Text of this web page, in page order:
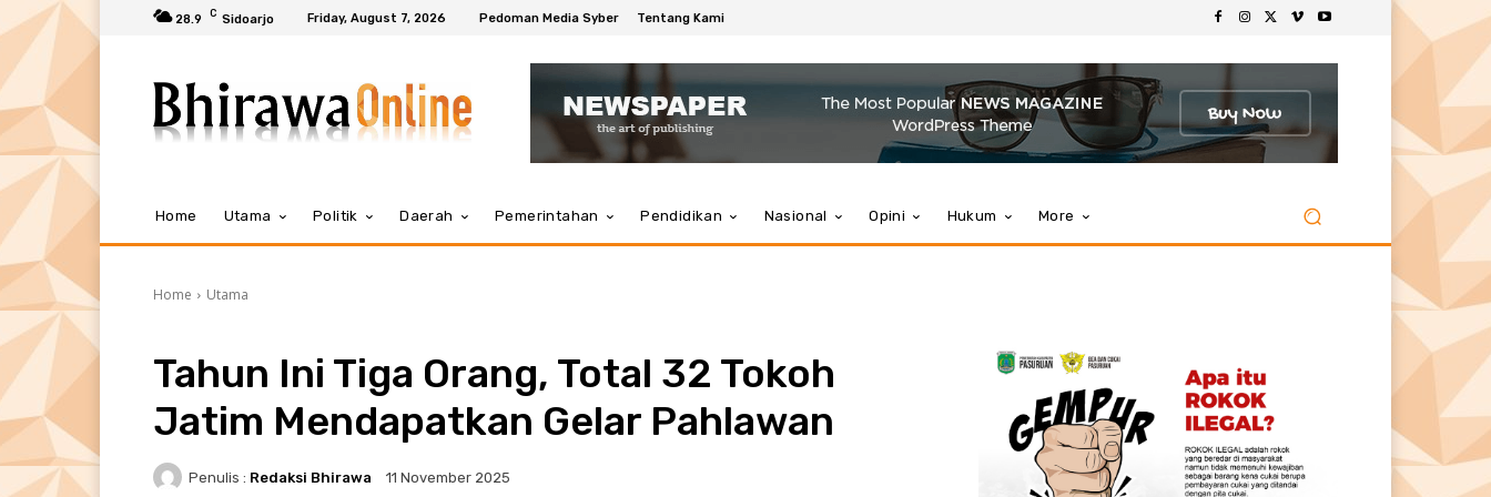
28.9 C Sidoarjo Friday, August 7, 2026 Pedoman Media Syber Tentang Kami
Home Utama Politik Daerah Pemerintahan Pendidikan Nasional Opini Hukum More
Home Utama
Tahun Ini Tiga Orang, Total 32 Tokoh
Jatim Mendapatkan Gelar Pahlawan
Penulis : Redaksi Bhirawa 11 November 2025